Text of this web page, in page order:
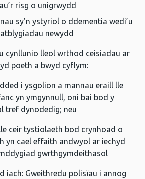
risg o unigrwydd
sy’n ystyriol o ddementia wedi’u
newydd
cynllunio lleol wrthod ceisiadau ar
poeth a bwyd cyflym:
i ysgolion a mannau eraill lle
yn ymgynnull, oni bai bod y
tref dynodedig; neu
ceir tystiolaeth bod crynhoad o
yn cael effaith andwyol ar iechyd
gwrthgymdeithasol
iach: Gweithredu polisïau i annog